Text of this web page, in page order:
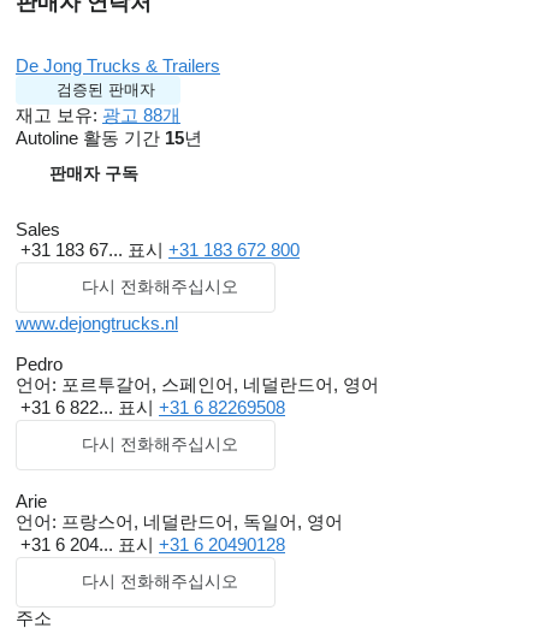
De Jong Trucks & Trailers
검증된 판매자
재고 보유: 광고 88개
Autoline 활동 기간 15년
판매자 구독
Sales
+31 183 67... 표시 +31 183 672 800
다시 전화해주십시오
www.dejongtrucks.nl
Pedro
언어: 포르투갈어, 스페인어, 네덜란드어, 영어
+31 6 822... 표시 +31 6 82269508
다시 전화해주십시오
Arie
언어: 프랑스어, 네덜란드어, 독일어, 영어
+31 6 204... 표시 +31 6 20490128
다시 전화해주십시오
주소